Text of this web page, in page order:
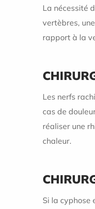
La nécessité
vertèbres,
rapport à la
Les nerfs
cas de
réaliser une
chaleur.
Si la cyphose